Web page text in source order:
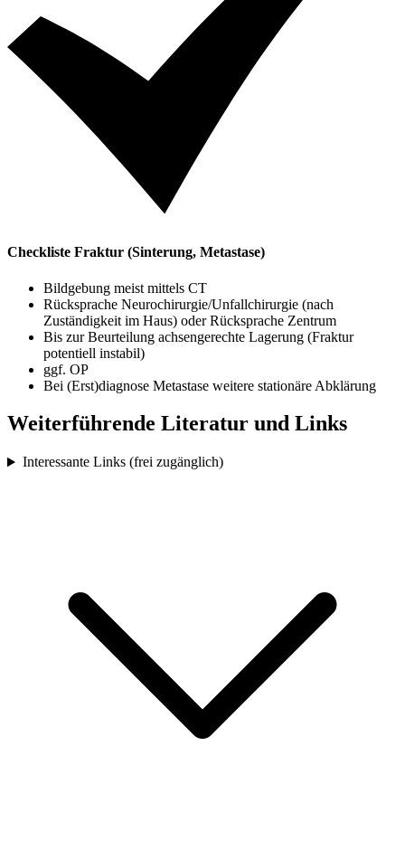
Checkliste Fraktur (Sinterung, Metastase)
Bildgebung meist mittels CT
Rücksprache Neurochirurgie/Unfallchirurgie (nach
Zuständigkeit im Haus) oder Rücksprache Zentrum
Bis zur Beurteilung achsengerechte Lagerung (Fraktur
potentiell instabil)
ggf. OP
Bei (Erst)diagnose Metastase weitere stationäre Abklärung
Weiterführende Literatur und Links
Interessante Links (frei zugänglich)